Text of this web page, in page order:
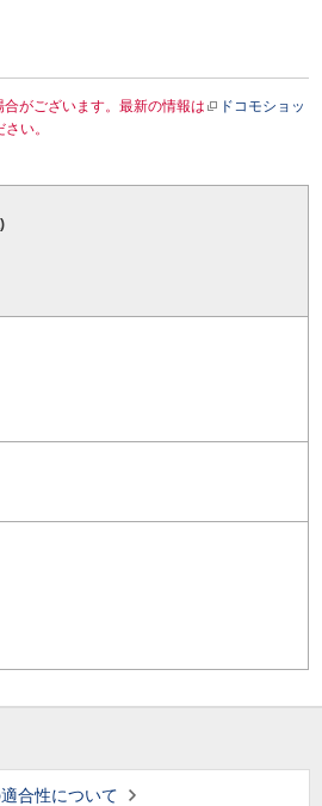
がございます。最新の情報は
ドコモショッ
い。
合性について